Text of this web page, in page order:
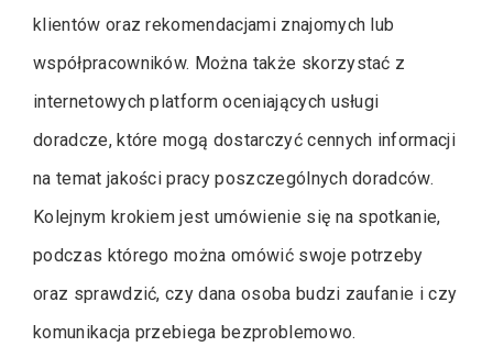
klientów oraz rekomendacjami znajomych lub
współpracowników. Można także skorzystać z
internetowych platform oceniających usługi
doradcze, które mogą dostarczyć cennych informacji
na temat jakości pracy poszczególnych doradców.
Kolejnym krokiem jest umówienie się na spotkanie,
podczas którego można omówić swoje potrzeby
oraz sprawdzić, czy dana osoba budzi zaufanie i czy
komunikacja przebiega bezproblemowo.